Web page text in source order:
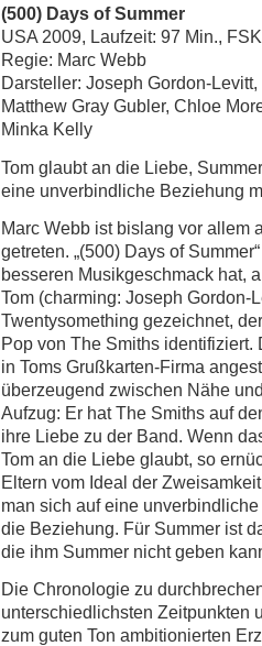
(500) Days of Summer
USA 2009, Laufzeit: 97 Min.,
Regie: Marc Webb
Darsteller: Joseph Gordon-
Matthew Gray Gubler, Chloe
Minka Kelly
Tom glaubt an die Liebe,
eine unverbindliche Beziehung
Marc Webb ist bislang vor allem
getreten. „(500) Days of
besseren Musikgeschmack hat,
Tom (charming: Joseph Gordon-
Twentysomething gezeichnet,
Pop von The Smiths
in Toms Grußkarten-Firma
überzeugend zwischen Nähe
Aufzug: Er hat The Smiths auf
ihre Liebe zu der Band. Wenn
Tom an die Liebe glaubt, so
Eltern vom Ideal der
man sich auf eine
die Beziehung. Für Summer ist
die ihm Summer nicht geben
Die Chronologie zu
unterschiedlichsten Zeitpunkten
zum guten Ton ambitionierten